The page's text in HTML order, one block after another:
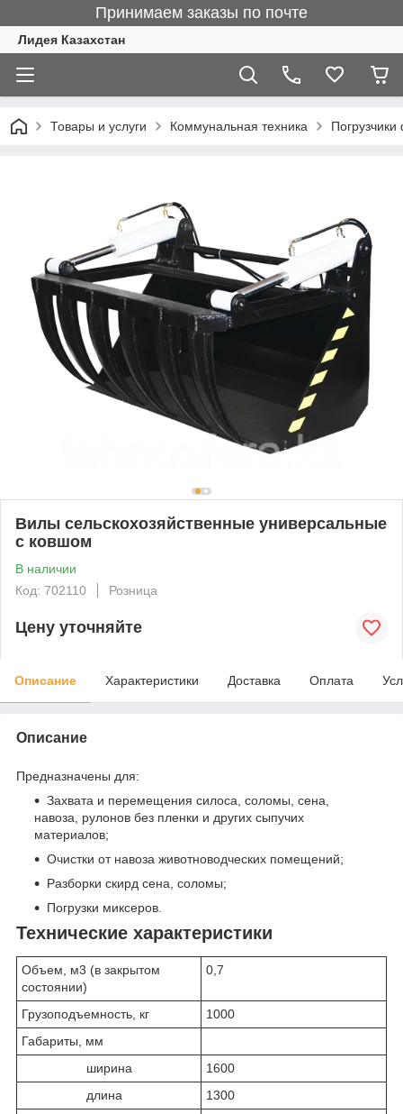
Принимаем заказы по почте
Лидея Казахстан
Товары и услуги Коммунальная техника
Вилы сельскохозяйственные универсальные
с ковшом
В наличии
Код: 702110
Розница
Цену уточняйте
Описание Характеристики Доставка Оплата
Описание
Предназначены для:
Захвата и перемещения силоса, соломы, сена,
навоза, рулонов без пленки и других сыпучих
материалов;
Очистки от навоза животноводческих помещений;
Разборки скирд сена, соломы;
Погрузки миксеров.
Технические характеристики
Объем, м3 (в закрытом
состоянии)
0,7
Грузоподъемность, кг
1000
Габариты, мм
ширина
1600
длина
1300